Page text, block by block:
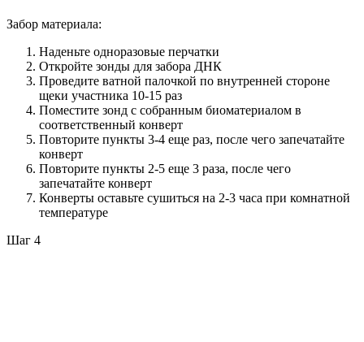
Забор материала:
Наденьте одноразовые перчатки
Откройте зонды для забора ДНК
Проведите ватной палочкой по внутренней стороне
щеки участника 10-15 раз
Поместите зонд с собранным биоматериалом в
соответственный конверт
Повторите пункты 3-4 еще раз, после чего запечатайте
конверт
Повторите пункты 2-5 еще 3 раза, после чего
запечатайте конверт
Конверты оставьте сушиться на 2-3 часа при комнатной
температуре
Шаг 4